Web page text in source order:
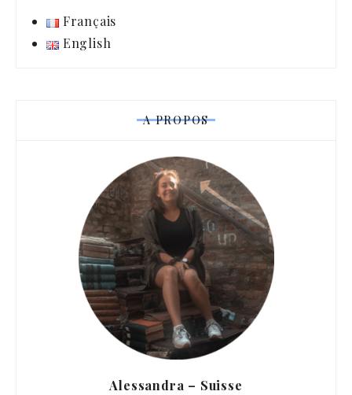
Français
English
A PROPOS
Alessandra – Suisse